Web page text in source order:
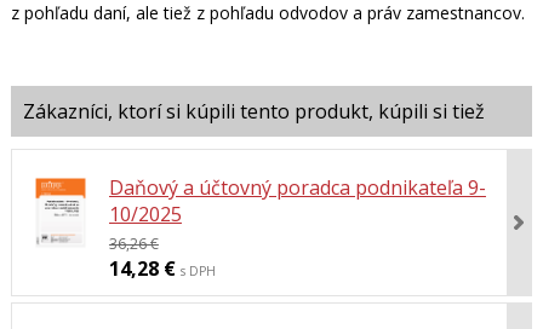
z pohľadu daní, ale tiež z pohľadu odvodov a práv zamestnancov.
Daňový a účtovný poradca podnikateľa 9-
10/2025
36,26 €
14,28 € s DPH